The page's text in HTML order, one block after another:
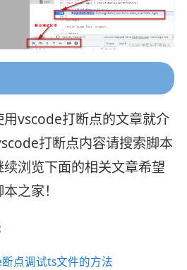
vscode打断点的文章就介
打断点内容请搜索脚本
浏览下面的相关文章希望
之家！
点调试ts文件的方法